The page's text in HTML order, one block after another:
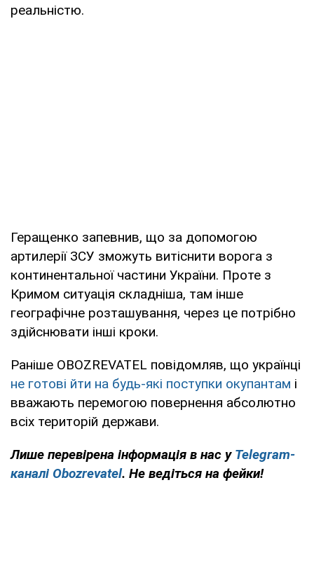
реальністю.
Геращенко запевнив, що за допомогою
артилерії ЗСУ зможуть витіснити ворога з
континентальної частини України. Проте з
Кримом ситуація складніша, там інше
географічне розташування, через це потрібно
здійснювати інші кроки.
Раніше OBOZREVATEL повідомляв, що українці
не готові йти на будь-які поступки окупантам і
вважають перемогою повернення абсолютно
всіх територій держави.
Лише перевірена інформація в нас у Telegram-
каналі Obozrevatel. Не ведіться на фейки!